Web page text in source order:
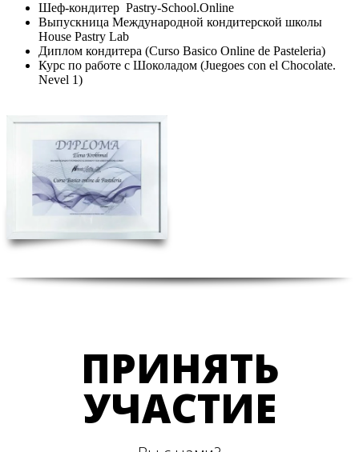
Шеф-кондитер Pastry-School.Online
Выпускница Международной кондитерской школы
House Pastry Lab
Диплом кондитера (Curso Basico Online de Pasteleria)
Курс по работе с Шоколадом (Juegoes con el Chocolate.
Nevel 1)
ПРИНЯТЬ
УЧАСТИЕ